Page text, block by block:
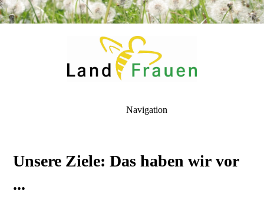
Navigation
Unsere Ziele: Das haben wir vor
...